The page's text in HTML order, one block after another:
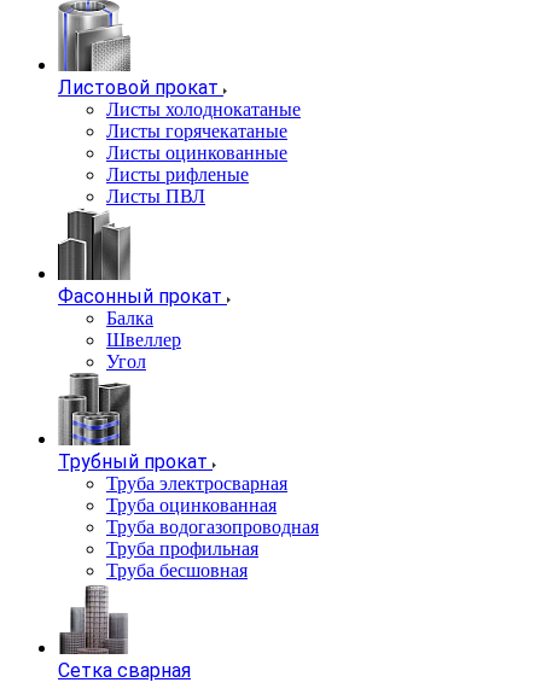
Листовой прокат
Листы холоднокатаные
Листы горячекатаные
Листы оцинкованные
Листы рифленые
Листы ПВЛ
Фасонный прокат
Балка
Швеллер
Угол
Трубный прокат
Труба электросварная
Труба оцинкованная
Труба водогазопроводная
Труба профильная
Труба бесшовная
Сетка сварная